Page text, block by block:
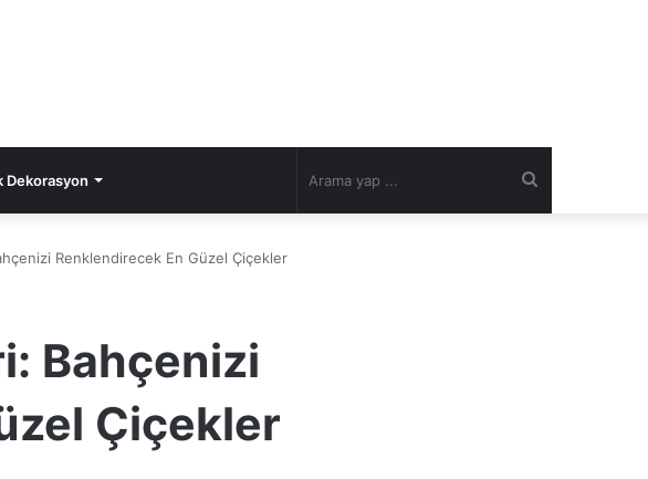
Dekorasyon
Renklendirecek En Güzel Çiçekler
Bahçenizi
Çiçekler